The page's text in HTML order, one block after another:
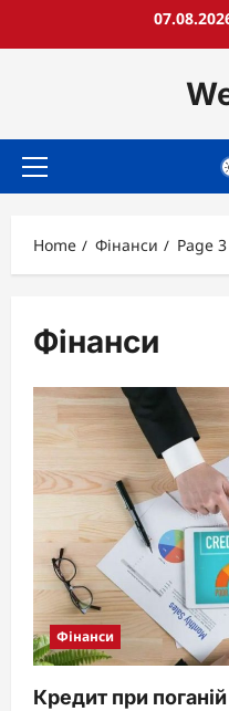
Primary
Home Фінанси Page 3
Фінанси
Фінанси
Кредит при поганій